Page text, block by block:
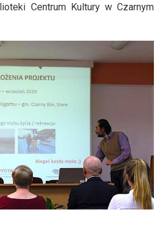
Centrum Kultury w Czarnym